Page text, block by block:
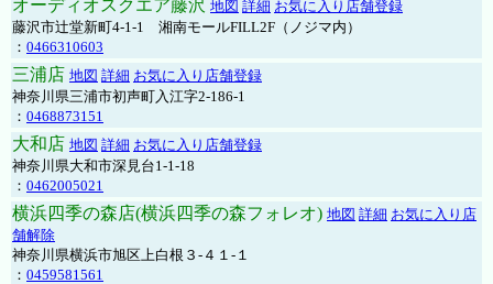
オーディオスクエア藤沢 地図 詳細 お気に入り店舗登録
藤沢市辻堂新町4-1-1 湘南モールFILL2F（ノジマ内）
： 0466310603
三浦店 地図 詳細 お気に入り店舗登録
神奈川県三浦市初声町入江字2-186-1
： 0468873151
大和店 地図 詳細 お気に入り店舗登録
神奈川県大和市深見台1-1-18
： 0462005021
横浜四季の森店(横浜四季の森フォレオ) 地図 詳細 お気に入り店
舗解除
神奈川県横浜市旭区上白根３-４１-１
： 0459581561